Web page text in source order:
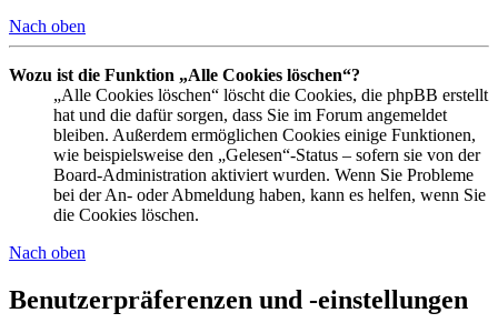
Nach oben
Wozu ist die Funktion „Alle Cookies löschen“?
„Alle Cookies löschen“ löscht die Cookies, die phpBB erstellt
hat und die dafür sorgen, dass Sie im Forum angemeldet
bleiben. Außerdem ermöglichen Cookies einige Funktionen,
wie beispielsweise den „Gelesen“-Status – sofern sie von der
Board-Administration aktiviert wurden. Wenn Sie Probleme
bei der An- oder Abmeldung haben, kann es helfen, wenn Sie
die Cookies löschen.
Nach oben
Benutzerpräferenzen und -einstellungen